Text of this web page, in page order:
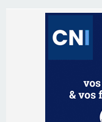
Les brèves
Ucciani –